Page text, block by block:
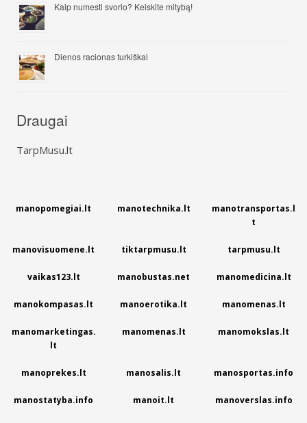
Kaip numesti svorio? Keiskite mitybą!
Dienos racionas turkiškai
Draugai
TarpMusu.lt
manopomegiai.lt manotechnika.lt
manotransportas.l
t
manovisuomene.lt tiktarpmusu.lt tarpmusu.lt
vaikas123.lt manobustas.net manomedicina.lt
manokompasas.lt manoerotika.lt manomenas.lt
manomarketingas.
lt
manomenas.lt manomokslas.lt
manoprekes.lt manosalis.lt manosportas.info
manostatyba.info manoit.lt manoverslas.info